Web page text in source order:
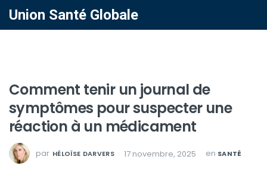
Union Santé Globale
Comment tenir un journal de
symptômes pour suspecter une
réaction à un médicament
par HÉLOÏSE DARVERS 17 novembre, 2025 en SANTÉ